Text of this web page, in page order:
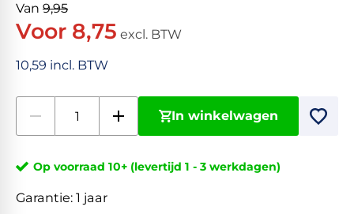
Van 9,95
Voor 8,75 excl. BTW
10,59 incl. BTW
In winkelwagen
Op voorraad 10+ (levertijd 1 - 3 werkdagen)
Garantie: 1 jaar